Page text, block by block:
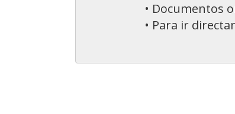
• Documentos
• Para ir